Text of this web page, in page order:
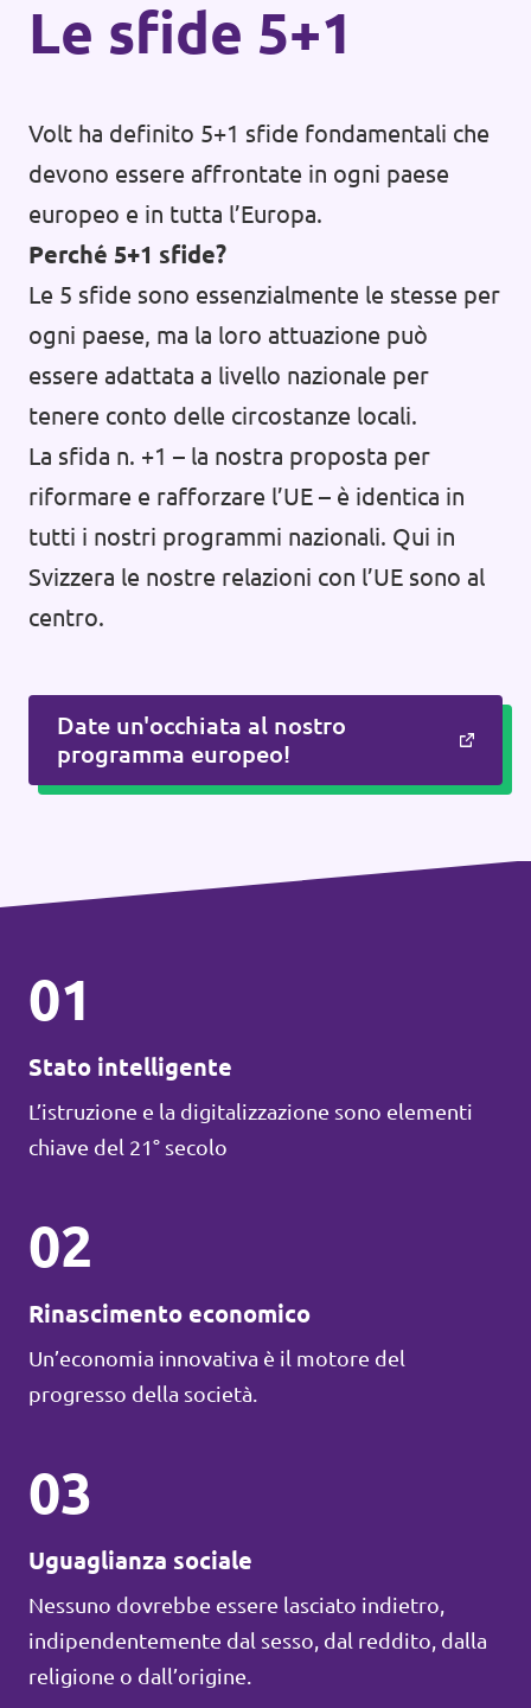
Le sfide 5+1
Volt ha definito 5+1 sfide fondamentali che
devono essere affrontate in ogni paese
europeo e in tutta l’Europa.
Perché 5+1 sfide?
Le 5 sfide sono essenzialmente le stesse per
ogni paese, ma la loro attuazione può
essere adattata a livello nazionale per
tenere conto delle circostanze locali.
La sfida n. +1 – la nostra proposta per
riformare e rafforzare l’UE – è identica in
tutti i nostri programmi nazionali. Qui in
Svizzera le nostre relazioni con l’UE sono al
centro.
Date un'occhiata al nostro
programma europeo!
01
Stato intelligente
L’istruzione e la digitalizzazione sono elementi
chiave del 21° secolo
02
Rinascimento economico
Un’economia innovativa è il motore del
progresso della società.
03
Uguaglianza sociale
Nessuno dovrebbe essere lasciato indietro,
indipendentemente dal sesso, dal reddito, dalla
religione o dall’origine.